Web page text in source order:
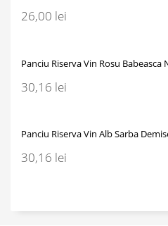
26,00 lei
Panciu Riserva Vin Rosu Babeasca
30,16 lei
Panciu Riserva Vin Alb Sarba
30,16 lei